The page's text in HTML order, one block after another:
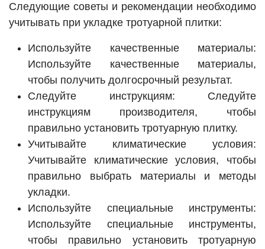
Следующие советы и рекомендации необходимо
учитывать при укладке тротуарной плитки:
Используйте качественные материалы:
Используйте качественные материалы,
чтобы получить долгосрочный результат.
Следуйте инструкциям: Следуйте
инструкциям производителя, чтобы
правильно установить тротуарную плитку.
Учитывайте климатические условия:
Учитывайте климатические условия, чтобы
правильно выбрать материалы и методы
укладки.
Используйте специальные инструменты:
Используйте специальные инструменты,
чтобы правильно установить тротуарную